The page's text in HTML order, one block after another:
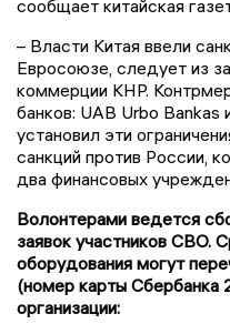
сообщает китайская
– Власти Китая ввели
Евросоюзе, следует из
коммерции КНР.
банков: UAB Urbo Bankas
установил эти
санкций против России,
два финансовых
Волонтерами ведется
заявок участников СВО.
оборудования могут
(номер карты
организации: